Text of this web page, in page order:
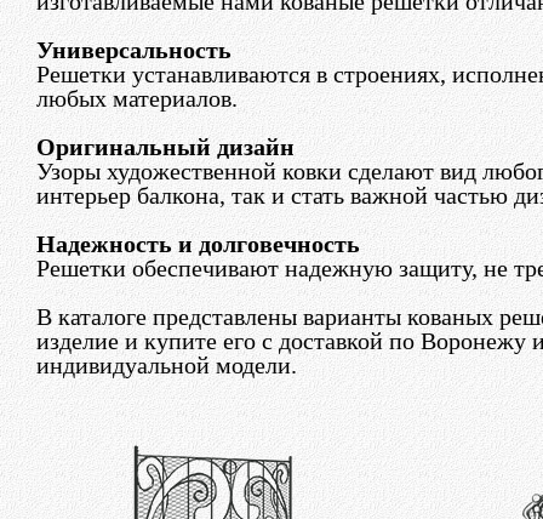
Универсальность
Решетки устанавливаются в строениях,
любых материалов.
Оригинальный дизайн
Узоры художественной ковки сделают вид
интерьер балкона, так и стать важной частью
Надежность и долговечность
Решетки обеспечивают надежную защиту, не
В каталоге представлены варианты кованых
изделие и купите его с доставкой по Воронежу
индивидуальной модели.